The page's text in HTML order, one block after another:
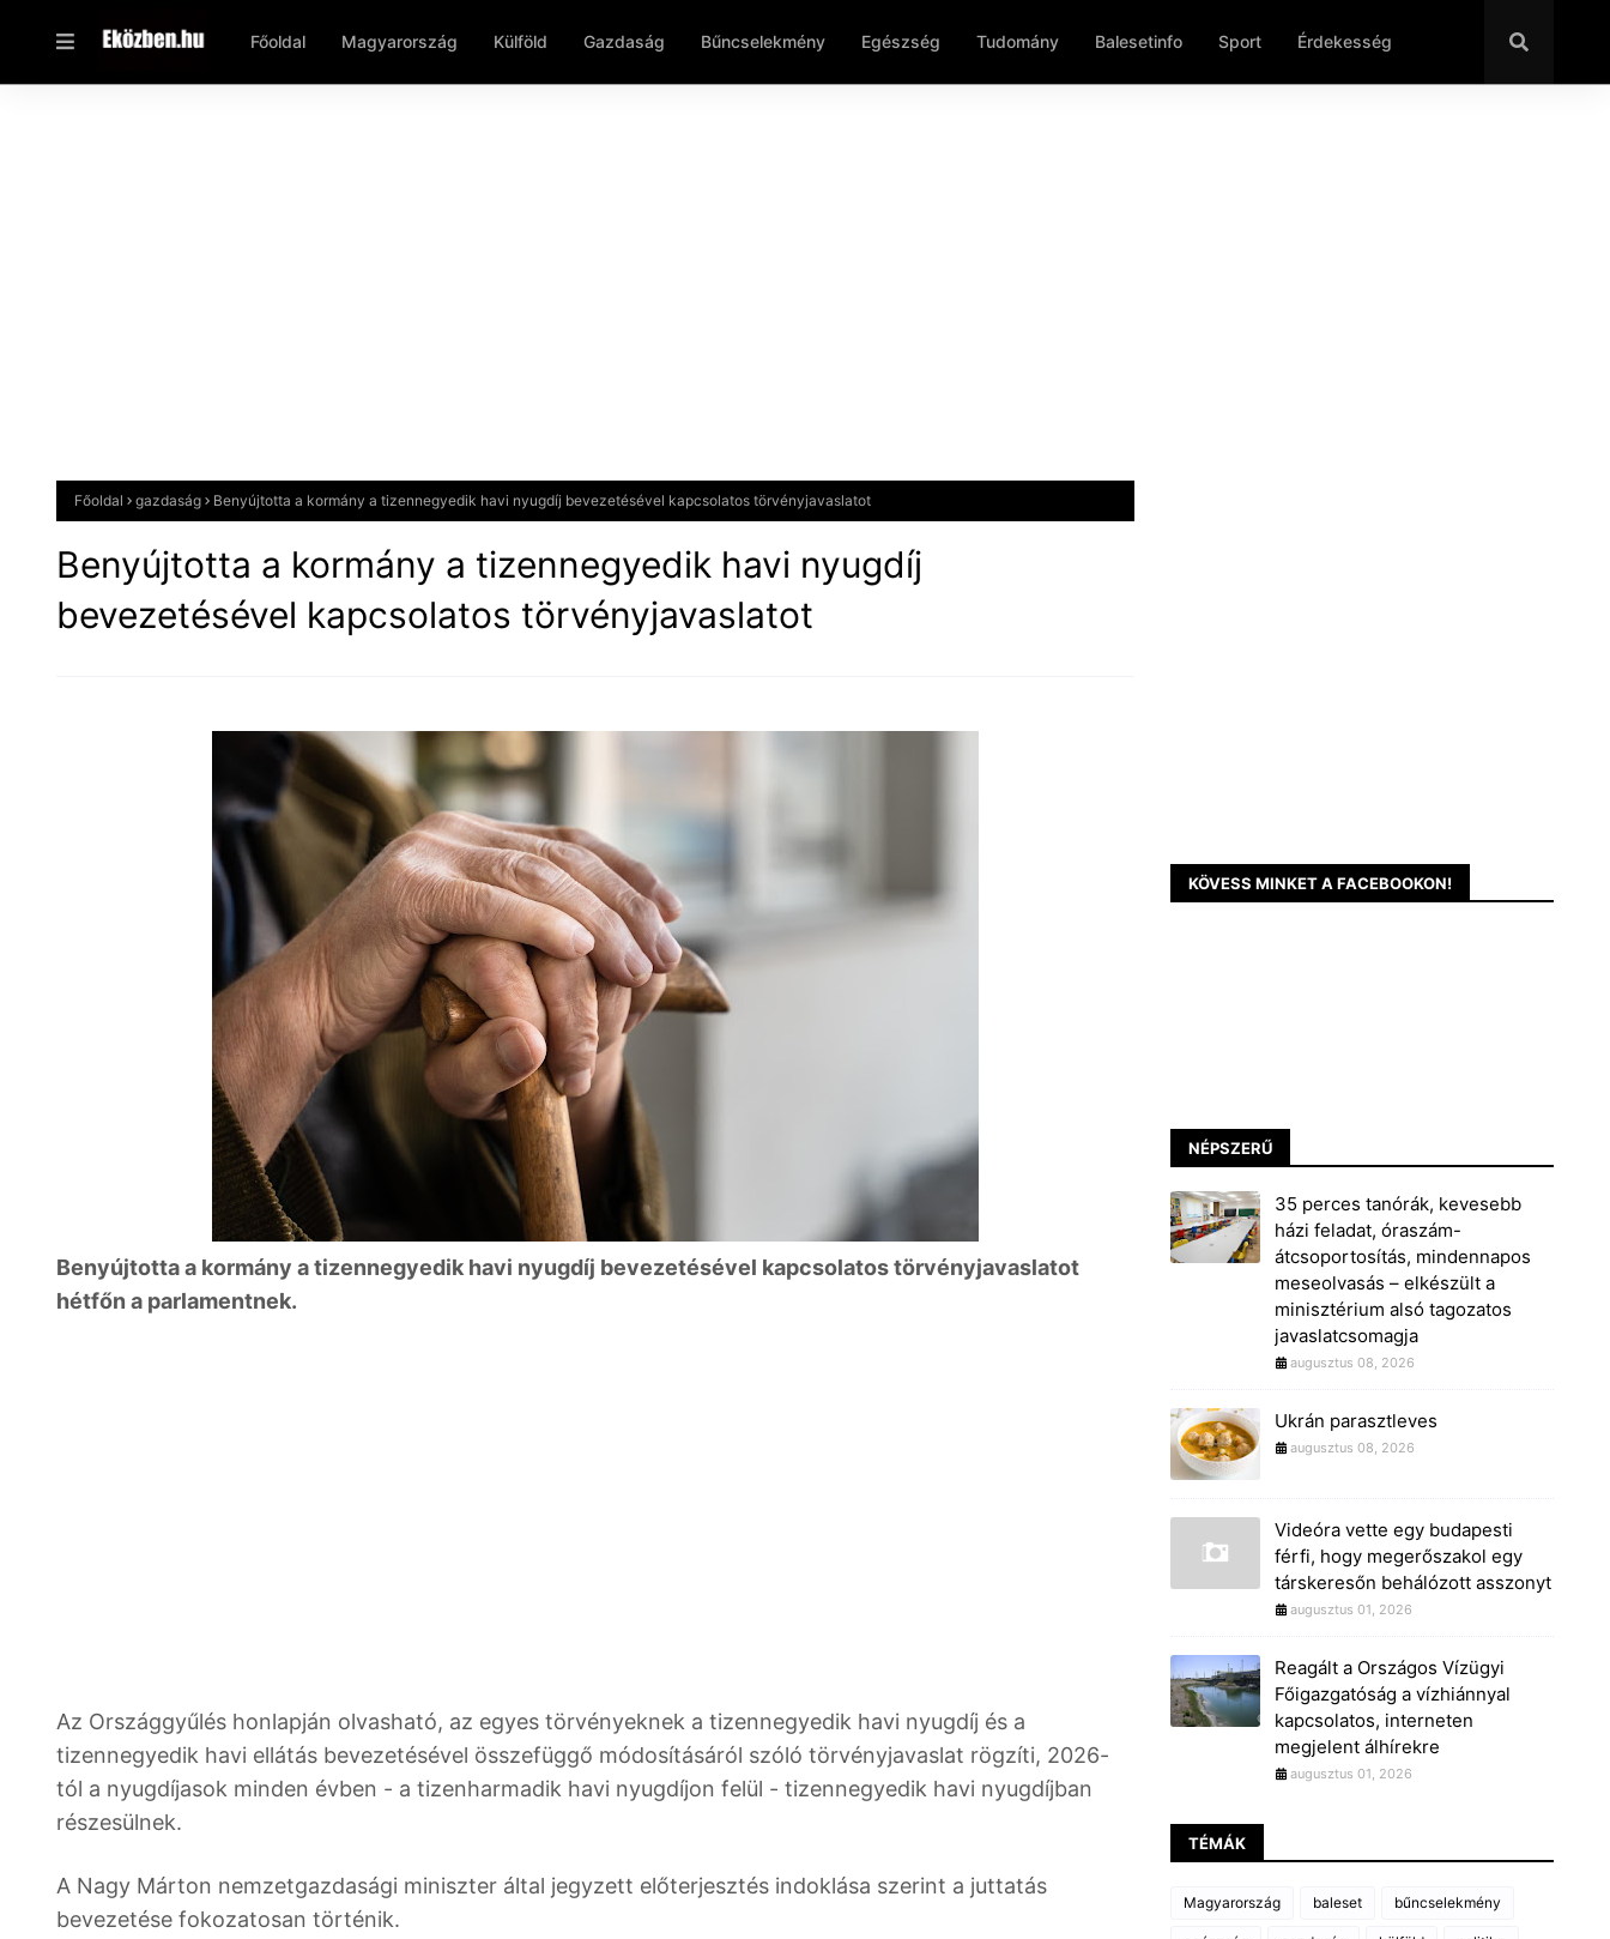
Főoldal Magyarország Külföld Gazdaság Bűncselekmény Egészség Tudomány Balesetinfo Sport Érdekesség
Főoldal gazdaság Benyújtotta a kormány a tizennegyedik havi nyugdíj bevezetésével kapcsolatos törvényjavaslatot
Benyújtotta a kormány a tizennegyedik havi nyugdíj
bevezetésével kapcsolatos törvényjavaslatot
Benyújtotta a kormány a tizennegyedik havi nyugdíj bevezetésével kapcsolatos törvényjavaslatot
hétfőn a parlamentnek.
Az Országgyűlés honlapján olvasható, az egyes törvényeknek a tizennegyedik havi nyugdíj és a
tizennegyedik havi ellátás bevezetésével összefüggő módosításáról szóló törvényjavaslat rögzíti, 2026-
tól a nyugdíjasok minden évben - a tizenharmadik havi nyugdíjon felül - tizennegyedik havi nyugdíjban
részesülnek.
A Nagy Márton nemzetgazdasági miniszter által jegyzett előterjesztés indoklása szerint a juttatás
bevezetése fokozatosan történik.
KÖVESS MINKET A FACEBOOKON!
NÉPSZERŰ
35 perces tanórák, kevesebb
házi feladat, óraszám-
átcsoportosítás, mindennapos
meseolvasás – elkészült a
minisztérium alsó tagozatos
javaslatcsomagja
augusztus 08, 2026
Ukrán parasztleves
augusztus 08, 2026
Videóra vette egy budapesti
férfi, hogy megerőszakol egy
társkeresőn behálózott asszonyt
augusztus 01, 2026
Reagált a Országos Vízügyi
Főigazgatóság a vízhiánnyal
kapcsolatos, interneten
megjelent álhírekre
augusztus 01, 2026
TÉMÁK
Magyarország baleset bűncselekmény